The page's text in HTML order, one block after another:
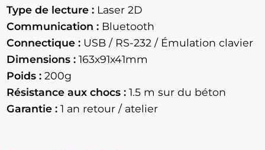
Type de lecture : Laser 2D
Communication : Bluetooth
Connectique : USB / RS-232 / Émulation clavier
Dimensions : 163x91x41mm
Poids : 200g
Résistance aux chocs : 1.5 m sur du béton
Garantie : 1 an retour / atelier